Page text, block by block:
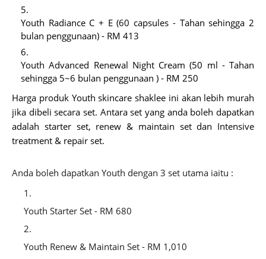
Youth Radiance C + E (60 capsules - Tahan sehingga 2
bulan penggunaan) - RM 413
Youth Advanced Renewal Night Cream (50 ml - Tahan
sehingga 5~6 bulan penggunaan ) - RM 250
Harga produk Youth skincare shaklee ini akan lebih murah
jika dibeli secara set. Antara set yang anda boleh dapatkan
adalah starter set, renew & maintain set dan Intensive
treatment & repair set.
Anda boleh dapatkan Youth dengan 3 set utama iaitu :
Youth Starter Set - RM 680
Youth Renew & Maintain Set - RM 1,010